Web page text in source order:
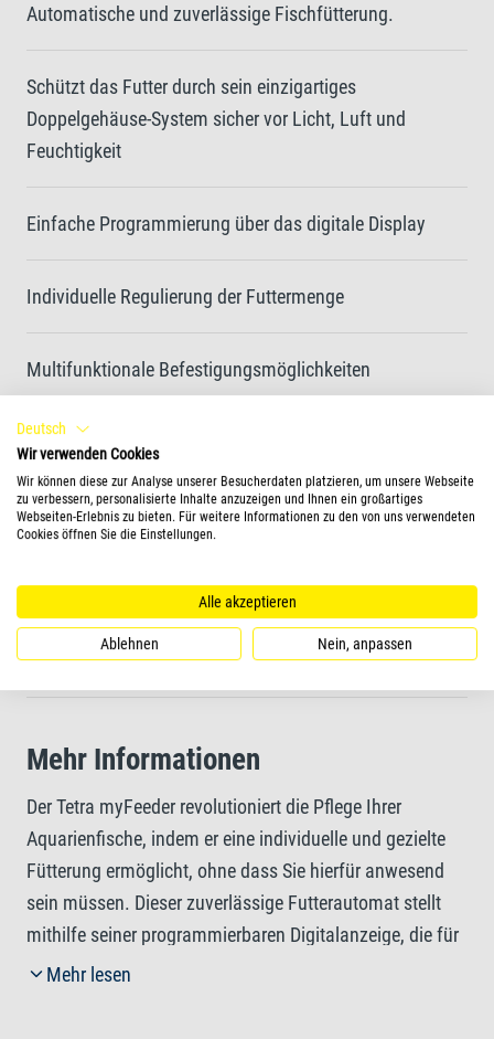
Automatische und zuverlässige Fischfütterung.
Schützt das Futter durch sein einzigartiges
Doppelgehäuse-System sicher vor Licht, Luft und
Feuchtigkeit
Einfache Programmierung über das digitale Display
Individuelle Regulierung der Futtermenge
Multifunktionale Befestigungsmöglichkeiten
Füllstandskontrolle über Sichtfenster
Ladestandsanzeige der Batterien
Zwei Jahre Garantie
2 Batterien enthalten
Mehr Informationen
Der Tetra myFeeder revolutioniert die Pflege Ihrer
Aquarienfische, indem er eine individuelle und gezielte
Fütterung ermöglicht, ohne dass Sie hierfür anwesend
sein müssen. Dieser zuverlässige Futterautomat stellt
mithilfe seiner programmierbaren Digitalanzeige, die für
bis zu drei Fütterungszeiten mit einem oder zwei
Mehr lesen
Deutsch
Wir verwenden Cookies
Wir können diese zur Analyse unserer Besucherdaten platzieren, um unsere Webseite
zu verbessern, personalisierte Inhalte anzuzeigen und Ihnen ein großartiges
Webseiten-Erlebnis zu bieten. Für weitere Informationen zu den von uns verwendeten
Cookies öffnen Sie die Einstellungen.
Alle akzeptieren
Ablehnen Nein, anpassen